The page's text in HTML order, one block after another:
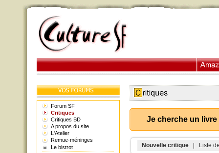
Forum SF
Critiques
Critiques BD
A propos du site
L'Atelier
Remue-méninges
Le bistrot
Je cherche un livre
Nouvelle critique Liste